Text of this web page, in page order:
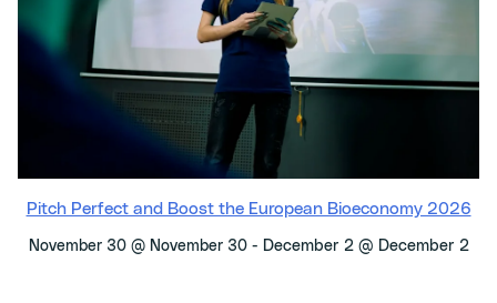
Pitch Perfect and Boost the European Bioeconomy 2026
November 30 @ November 30- December 2 @ December 2